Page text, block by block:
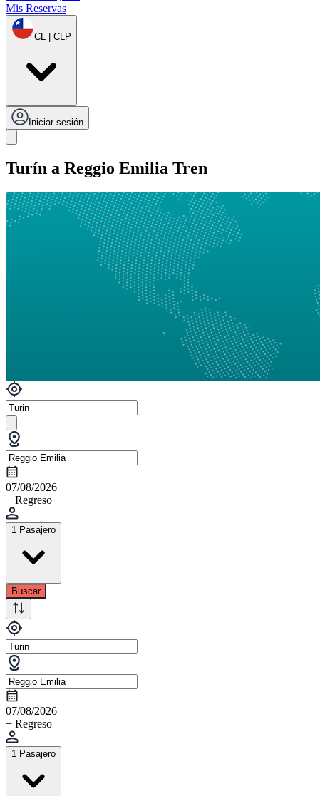
Mis Reservas
CL | CLP
Iniciar sesión
Turín a Reggio Emilia Tren
07/08/2026
+ Regreso
1 Pasajero
Buscar
07/08/2026
+ Regreso
1 Pasajero